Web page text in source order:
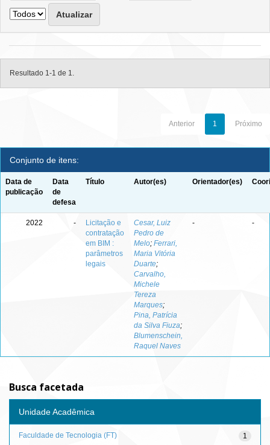
Resultado 1-1 de 1.
Anterior 1 Próximo
Conjunto de itens:
Data de
publicação
Data
de
defesa
Título Autor(es) Orientador(es)
2022 -
Licitação e
contratação
em BIM :
parâmetros
legais
Cesar, Luiz
Pedro de
Melo; Ferrari,
Maria Vitória
Duarte;
Carvalho,
Michele
Tereza
Marques;
Pina, Patrícia
da Silva Fiuza;
Blumenschein,
Raquel Naves
- -
Busca facetada
Unidade Acadêmica
1
Faculdade de Tecnologia (FT)